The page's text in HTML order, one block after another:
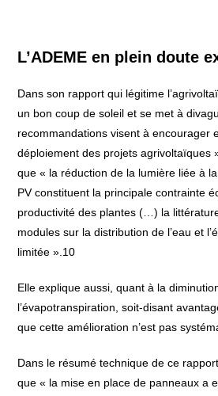
L’ADEME en plein doute
Dans son rapport qui légitime
un bon coup de soleil et se met à
recommandations visent à encourager
déploiement des projets agrivoltaïques
que « la réduction de la lumière liée à
PV constituent la principale contrainte
productivité des plantes (…) la
modules sur la distribution de l’eau et
limitée ».10
Elle explique aussi, quant à la
l’évapotranspiration, soit-disant
que cette amélioration n’est pas
Dans le résumé technique de ce
que « la mise en place de panneaux a